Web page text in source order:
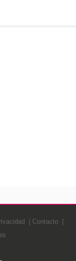
Contacto